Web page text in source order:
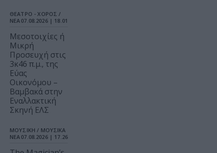
ΘΕΑΤΡΟ - ΧΟΡΟΣ /
ΝΕΑ 07.08.2026 | 18.01
Μεσοτοιχίες ή
Μικρή
Προσευχή στις
3κ46 π.μ., της
Εύας
Οικονόμου –
Βαμβακά στην
Εναλλακτική
Σκηνή ΕΛΣ
ΜΟΥΣΙΚΗ / ΜΟΥΣΙΚΑ
ΝΕΑ 07.08.2026 | 17.26